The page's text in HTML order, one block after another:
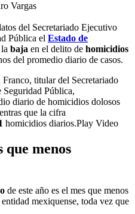
Vargas
del Secretariado Ejecutivo
Pública el Estado de
baja en el delito de homicidios
del promedio diario de casos.
titular del Secretariado
Pública,
diario de homicidios dolosos
que la cifra
homicidios diarios.Play Video
que menos
de este año es el mes que menos
mexiquense, toda vez que